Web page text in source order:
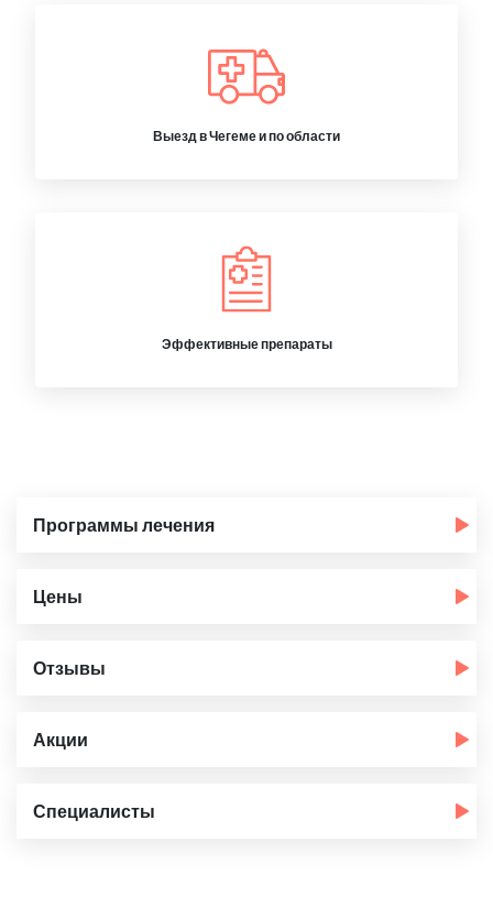
Выезд в Чегеме и по области
Эффективные препараты
Программы лечения
Цены
Отзывы
Акции
Специалисты